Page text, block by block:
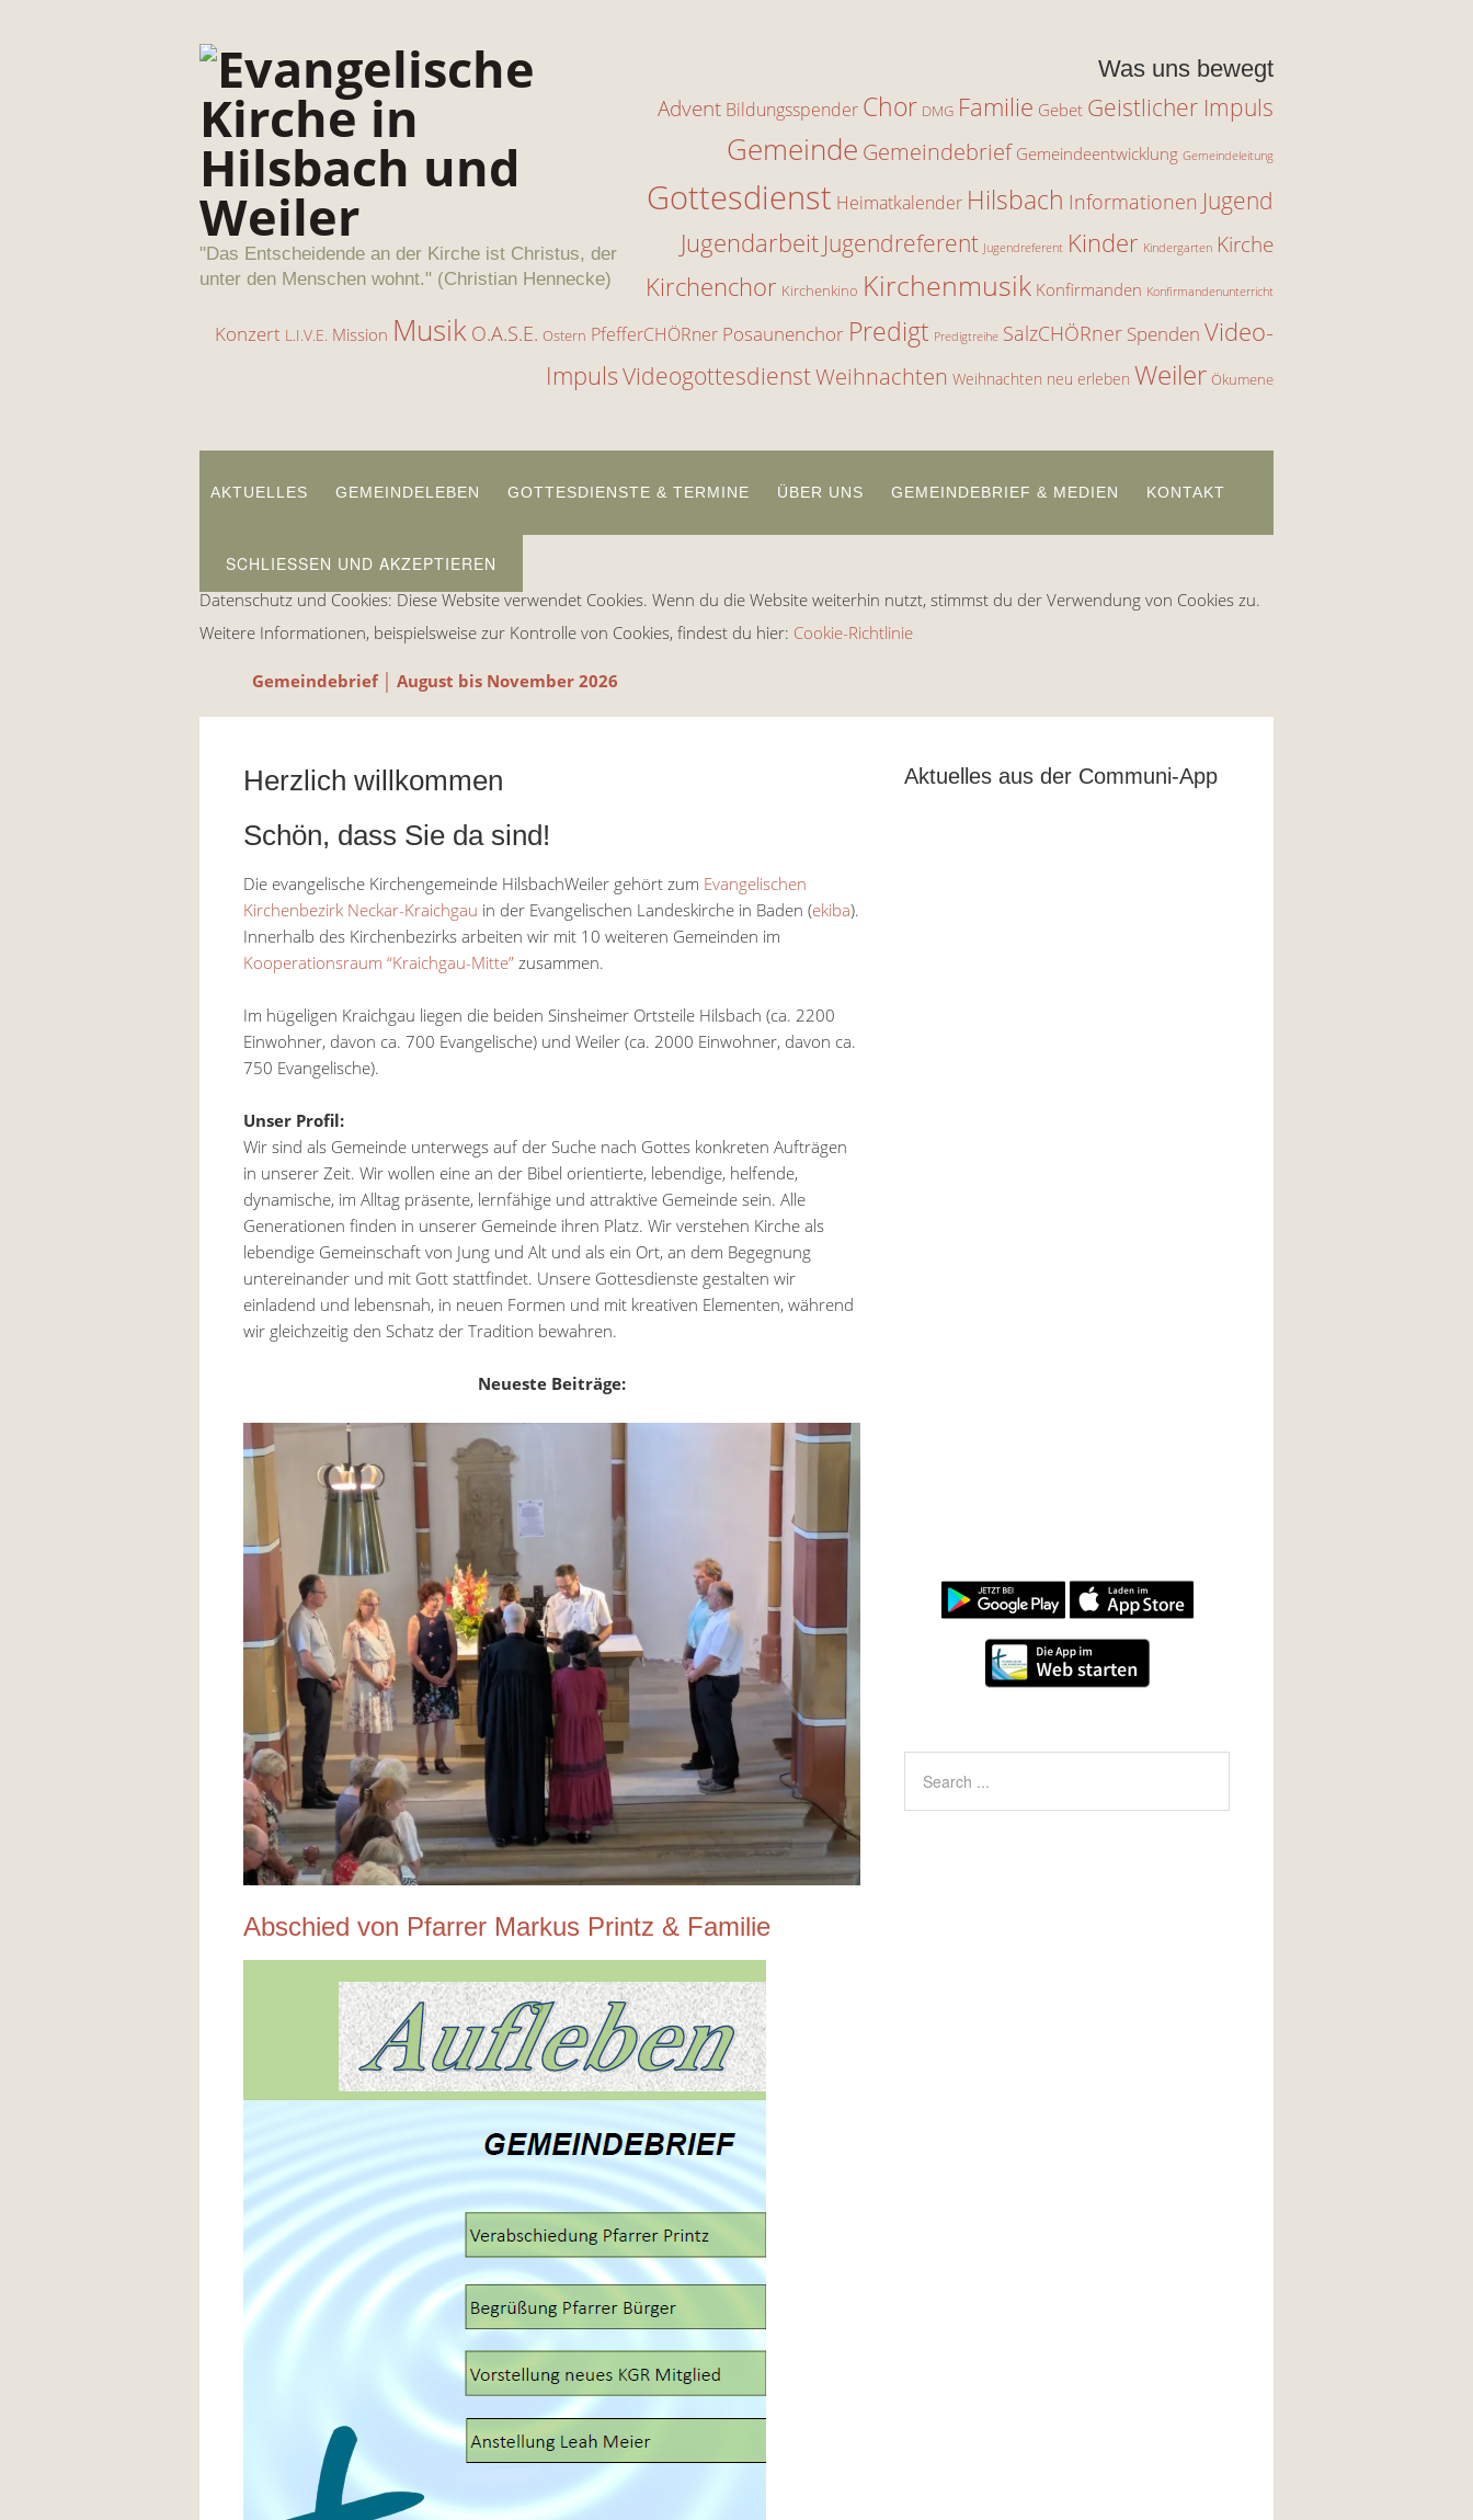
"Das Entscheidende an der Kirche ist Christus, der
unter den Menschen wohnt." (Christian Hennecke)
Was uns bewegt
Advent Bildungsspender Chor DMG Familie Gebet Geistlicher Impuls
Gemeinde Gemeindebrief Gemeindeentwicklung Gemeindeleitung
Gottesdienst Heimatkalender Hilsbach Informationen Jugend
Jugendarbeit Jugendreferent Jugendreferent Kinder Kindergarten Kirche
Kirchenchor Kirchenkino Kirchenmusik Konfirmanden Konfirmandenunterricht
Konzert L.I.V.E. Mission Musik O.A.S.E. Ostern PfefferCHÖRner Posaunenchor Predigt Predigtreihe SalzCHÖRner Spenden Video-
ImpulsVideogottesdienstWeihnachten Weihnachten neu erleben Weiler Ökumene
AKTUELLES GEMEINDELEBEN GOTTESDIENSTE & TERMINE ÜBER UNS GEMEINDEBRIEF & MEDIEN KONTAKT
Datenschutz und Cookies: Diese Website verwendet Cookies. Wenn du die Website weiterhin nutzt, stimmst du der Verwendung von Cookies zu.
Weitere Informationen, beispielsweise zur Kontrolle von Cookies, findest du hier: Cookie-Richtlinie
Gemeindebrief │ August bis November 2026
Herzlich willkommen
Schön, dass Sie da sind!
Die evangelische Kirchengemeinde HilsbachWeiler gehört zum Evangelischen
Kirchenbezirk Neckar-Kraichgau in der Evangelischen Landeskirche in Baden (ekiba).
Innerhalb des Kirchenbezirks arbeiten wir mit 10 weiteren Gemeinden im
Kooperationsraum “Kraichgau-Mitte” zusammen.
Im hügeligen Kraichgau liegen die beiden Sinsheimer Ortsteile Hilsbach (ca. 2200
Einwohner, davon ca. 700 Evangelische) und Weiler (ca. 2000 Einwohner, davon ca.
750 Evangelische).
Unser Profil:
Wir sind als Gemeinde unterwegs auf der Suche nach Gottes konkreten Aufträgen
in unserer Zeit. Wir wollen eine an der Bibel orientierte, lebendige, helfende,
dynamische, im Alltag präsente, lernfähige und attraktive Gemeinde sein. Alle
Generationen finden in unserer Gemeinde ihren Platz. Wir verstehen Kirche als
lebendige Gemeinschaft von Jung und Alt und als ein Ort, an dem Begegnung
untereinander und mit Gott stattfindet. Unsere Gottesdienste gestalten wir
einladend und lebensnah, in neuen Formen und mit kreativen Elementen, während
wir gleichzeitig den Schatz der Tradition bewahren.
Neueste Beiträge:
Abschied von Pfarrer Markus Printz & Familie
Aktuelles aus der Communi-App